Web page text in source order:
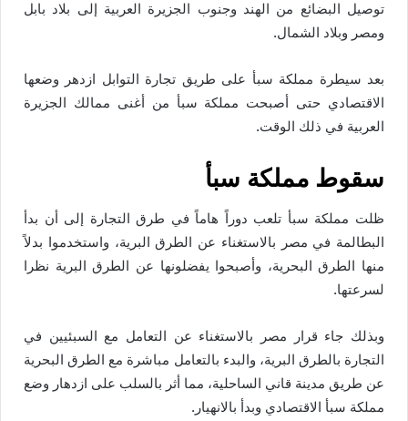
توصيل البضائع من الهند وجنوب الجزيرة العربية إلى بلاد بابل
ومصر وبلاد الشمال.
بعد سيطرة مملكة سبأ على طريق تجارة التوابل ازدهر وضعها
الاقتصادي حتى أصبحت مملكة سبأ من أغنى ممالك الجزيرة
العربية في ذلك الوقت.
سقوط مملكة سبأ
ظلت مملكة سبأ تلعب دوراً هاماً في طرق التجارة إلى أن بدأ
البطالمة في مصر بالاستغناء عن الطرق البرية، واستخدموا بدلاً
منها الطرق البحرية، وأصبحوا يفضلونها عن الطرق البرية نظرا
لسرعتها.
وبذلك جاء قرار مصر بالاستغناء عن التعامل مع السبئيين في
التجارة بالطرق البرية، والبدء بالتعامل مباشرة مع الطرق البحرية
عن طريق مدينة قاني الساحلية، مما أثر بالسلب على ازدهار وضع
مملكة سبأ الاقتصادي وبدأ بالانهيار.